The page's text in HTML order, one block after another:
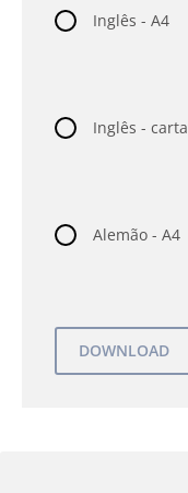
Inglês - A4
Inglês - carta
Alemão - A4